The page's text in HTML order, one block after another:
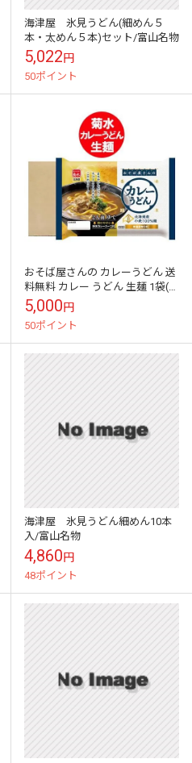
海津屋 氷見うどん(細めん５
本・太めん５本)セット/富山名物
5,022円
50ポイント
おそば屋さんの カレーうどん 送
料無料 カレー うどん 生麺 1袋(2
人前)×12袋 北海道産 小麦 菊水
5000 円 ポッキリ...
5,000円
50ポイント
海津屋 氷見うどん細めん10本
入/富山名物
4,860円
48ポイント